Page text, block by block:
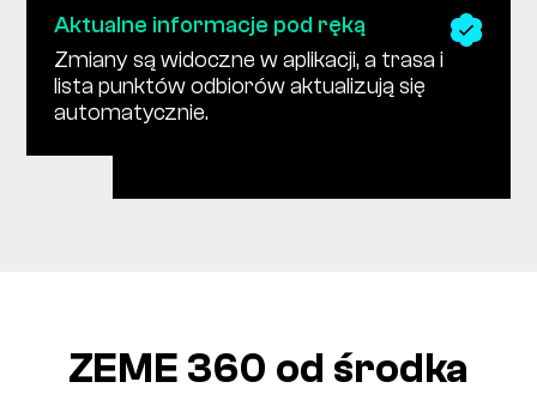
Aktualne informacje pod ręką
Zmiany są widoczne w aplikacji, a trasa i
lista punktów odbiorów aktualizują się
automatycznie.
ZEME 360 od środka